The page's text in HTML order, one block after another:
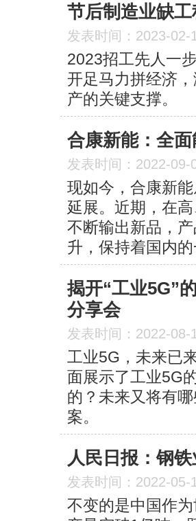
节后制造业缺
发表时间：2023-02-
2023招工先人一
开足马力拼经济
产的关键支撑。
合康新能：全
发表时间：2022-09-
现如今，合康新
延展。近期，在
不断输出新品，
升，保持着国内
揭开“工业5G”
分享会
发表时间：2022-08-
工业5G，未来已
面展示了工业5G
的？未来又将有
案。
人民日报：钢
发表时间：2022-05-
不变的是中国作